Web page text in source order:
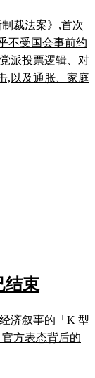
裁法案》,首次
不受国会事前约
派投票逻辑、对
,以及通胀、家庭
结束
济叙事的「K 型
方表态背后的